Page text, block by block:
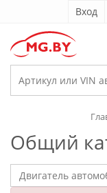
Вход
Общий